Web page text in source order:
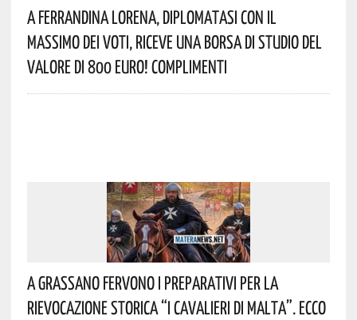
A Ferrandina Lorena, Diplomatasi Con Il
Massimo Dei Voti, Riceve Una Borsa Di Studio Del
Valore Di 800 Euro! Complimenti
A Grassano Fervono I Preparativi Per La
Rievocazione Storica “I CAVALIERI DI MALTA”. Ecco